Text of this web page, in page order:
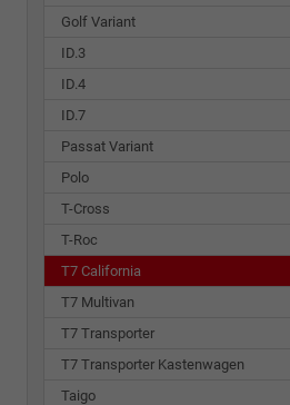
Golf Variant
ID.3
ID.4
ID.7
Passat Variant
Polo
T-Cross
T-Roc
T7 California
T7 Multivan
T7 Transporter
T7 Transporter Kastenwagen
Taigo